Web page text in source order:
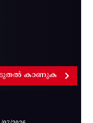
കാണുക